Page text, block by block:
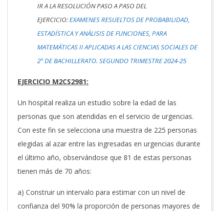
IR A LA RESOLUCIÓN PASO A PASO DEL
EJERCICIO:EXAMENES RESUELTOS DE PROBABILIDAD,
ESTADÍSTICA Y ANÁLISIS DE FUNCIONES, PARA
MATEMÁTICAS II APLICADAS A LAS CIENCIAS SOCIALES DE
2º DE BACHILLERATO. SEGUNDO TRIMESTRE 2024-25
EJERCICIO M2CS2981:
Un hospital realiza un estudio sobre la edad de las
personas que son atendidas en el servicio de urgencias.
Con este fin se selecciona una muestra de 225 personas
elegidas al azar entre las ingresadas en urgencias durante
el último año, observándose que 81 de estas personas
tienen más de 70 años:
a) Construir un intervalo para estimar con un nivel de
confianza del 90% la proporción de personas mayores de